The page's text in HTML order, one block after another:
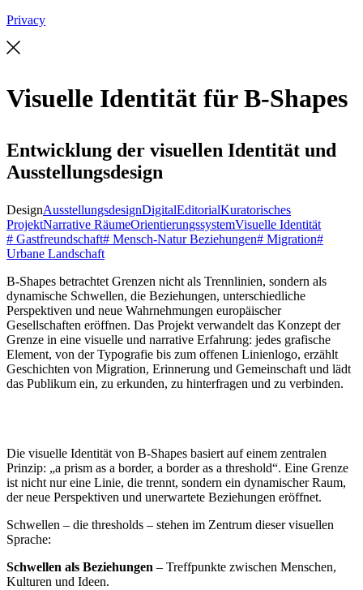
Privacy
Visuelle Identität für B-Shapes
Entwicklung der visuellen Identität und
Ausstellungsdesign
DesignAusstellungsdesignDigitalEditorialKuratorisches
ProjektNarrative RäumeOrientierungssystemVisuelle Identität
# Gastfreundschaft# Mensch-Natur Beziehungen# Migration#
Urbane Landschaft
B‑Shapes betrachtet Grenzen nicht als Trennlinien, sondern als
dynamische Schwellen, die Beziehungen, unterschiedliche
Perspektiven und neue Wahrnehmungen europäischer
Gesellschaften eröffnen. Das Projekt verwandelt das Konzept der
Grenze in eine visuelle und narrative Erfahrung: jedes grafische
Element, von der Typografie bis zum offenen Linienlogo, erzählt
Geschichten von Migration, Erinnerung und Gemeinschaft und lädt
das Publikum ein, zu erkunden, zu hinterfragen und zu verbinden.
Die visuelle Identität von B‑Shapes basiert auf einem zentralen
Prinzip: „a prism as a border, a border as a threshold“. Eine Grenze
ist nicht nur eine Linie, die trennt, sondern ein dynamischer Raum,
der neue Perspektiven und unerwartete Beziehungen eröffnet.
Schwellen – die thresholds – stehen im Zentrum dieser visuellen
Sprache:
Schwellen als Beziehungen – Treffpunkte zwischen Menschen,
Kulturen und Ideen.